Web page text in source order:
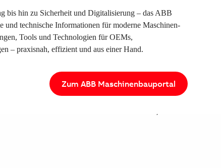
bis hin zu Sicherheit und Digitalisierung – das ABB
und technische Informationen für moderne Maschinen-
Tools und Technologien für OEMs,
– praxisnah, effizient und aus einer Hand.
Zum ABB Maschinenbauportal
und Industrieanwendungen. Veranstaltungen wie die
und Entwicklungen in den Bereichen
direkten Austausch mit Herstellern, Partnern und